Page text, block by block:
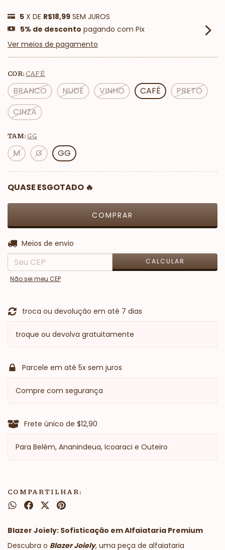
5 X DE R$18,99 SEM JUROS
5% de desconto pagando com Pix
Ver meios de pagamento
COR: CAFÉ
BRANCO NUDE VINHO CAFÉ
PRETO
CINZA
TAM: GG
M G GG
QUASE ESGOTADO 🔥
Entregas para o CEP:
Meios de envio
CALCULAR
Não sei meu CEP
troca ou devolução em até 7 dias
troque ou devolva gratuitamente
Parcele em até 5x sem juros
Compre com segurança
Frete único de $12,90
Para Belém, Ananindeua, Icoaraci e Outeiro
COMPARTILHAR:
Blazer Joiely: Sofisticação em Alfaiataria Premium
Descubra o Blazer Joiely, uma peça de alfaiataria